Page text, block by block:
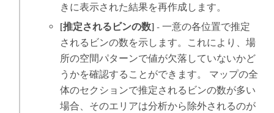
きに表示された結果を再作成します。
[推定されるビンの数] - 一意の各位置で推定
されるビンの数を示します。これにより、場
所の空間パターンで値が欠落していないかど
うかを確認することができます。 マップの全
体のセクションで推定されるビンの数が多い
場合、そのエリアは分析から除外されるのが